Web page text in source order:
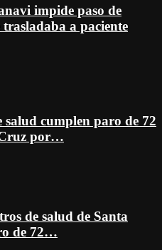
impide paso de
a paciente
salud cumplen paro de 72
por…
de salud de Santa
de 72…